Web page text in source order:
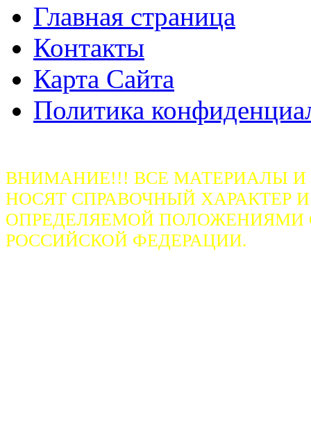
Главная страница
Контакты
Карта Сайта
Политика
ВНИМАНИЕ!!! ВСЕ МАТЕРИАЛЫ
НОСЯТ СПРАВОЧНЫЙ ХАРАКТЕР
ОПРЕДЕЛЯЕМОЙ ПОЛОЖЕНИЯМИ
РОССИЙСКОЙ ФЕДЕРАЦИИ.